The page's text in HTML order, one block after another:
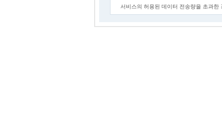
서비스의 허용된 데이터 전송량을 초과